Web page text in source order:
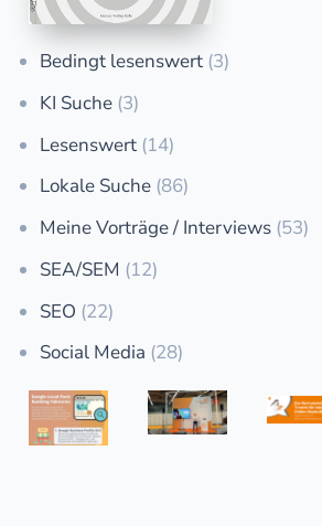
Bedingt lesenswert (3)
KI Suche (3)
Lesenswert (14)
Lokale Suche (86)
Meine Vorträge / Interviews (53)
SEA/SEM (12)
SEO (22)
Social Media (28)